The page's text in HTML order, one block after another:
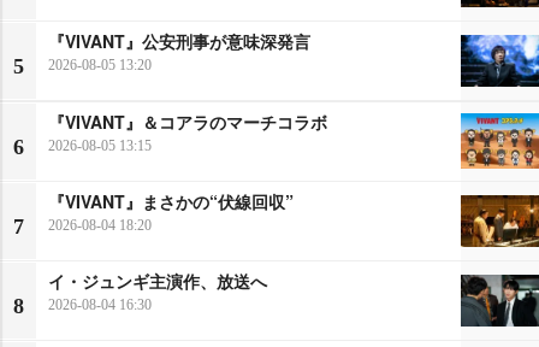
5
『VIVANT』公安刑事が意味深発言
2026-08-05 13:20
6
『VIVANT』＆コアラのマーチコラボ
2026-08-05 13:15
7
『VIVANT』まさかの“伏線回収”
2026-08-04 18:20
8
イ・ジュンギ主演作、放送へ
2026-08-04 16:30